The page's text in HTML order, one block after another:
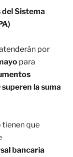
del Sistema
por
para
la suma
tienen que
bancaria